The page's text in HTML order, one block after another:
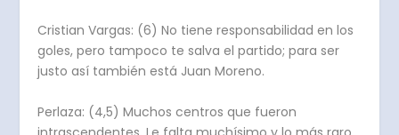
Cristian Vargas: (6) No tiene responsabilidad en los
goles, pero tampoco te salva el partido; para ser
justo así también está Juan Moreno.
Perlaza: (4,5) Muchos centros que fueron